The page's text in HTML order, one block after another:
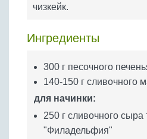
Бобовые
Крупы
чизкейк.
Ингредиенты
300 г песочного
140-150 г сливочного
для начинки:
250 г сливочного сыра
"Филадельфия"